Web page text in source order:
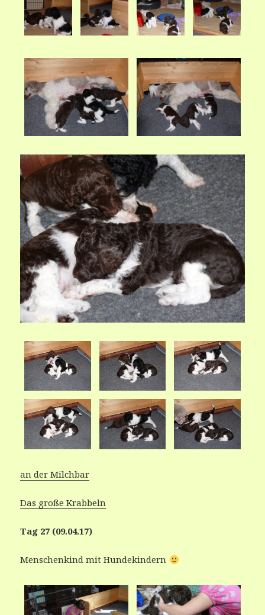
an der Milchbar
Das große Krabbeln
Tag 27 (09.04.17)
Menschenkind mit Hundekindern